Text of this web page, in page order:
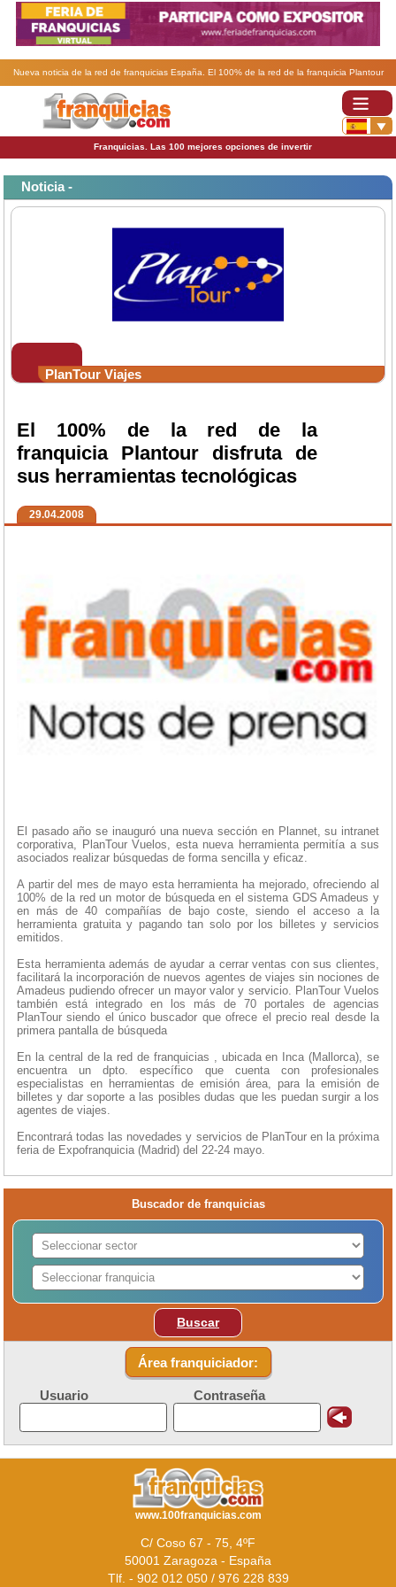
Nueva noticia de la red de franquicias España. El 100% de la red de la franquicia Plantour
disfruta de sus herramientas tecnológicas.
Franquicias. Las 100 mejores opciones de invertir
Noticia -
PlanTour Viajes
El 100% de la red de la
franquicia Plantour disfruta de
sus herramientas tecnológicas
29.04.2008
El pasado año se inauguró una nueva sección en Plannet, su intranet
corporativa, PlanTour Vuelos, esta nueva herramienta permitía a sus
asociados realizar búsquedas de forma sencilla y eficaz.
A partir del mes de mayo esta herramienta ha mejorado, ofreciendo al
100% de la red un motor de búsqueda en el sistema GDS Amadeus y
en más de 40 compañías de bajo coste, siendo el acceso a la
herramienta gratuita y pagando tan solo por los billetes y servicios
emitidos.
Esta herramienta además de ayudar a cerrar ventas con sus clientes,
facilitará la incorporación de nuevos agentes de viajes sin nociones de
Amadeus pudiendo ofrecer un mayor valor y servicio. PlanTour Vuelos
también está integrado en los más de 70 portales de agencias
PlanTour siendo el único buscador que ofrece el precio real desde la
primera pantalla de búsqueda
En la central de la red de franquicias , ubicada en Inca (Mallorca), se
encuentra un dpto. específico que cuenta con profesionales
especialistas en herramientas de emisión área, para la emisión de
billetes y dar soporte a las posibles dudas que les puedan surgir a los
agentes de viajes.
Encontrará todas las novedades y servicios de PlanTour en la próxima
feria de Expofranquicia (Madrid) del 22-24 mayo.
Buscador de franquicias
Buscar
Área franquiciador:
Usuario Contraseña
www.100franquicias.com
C/ Coso 67 - 75, 4ºF
50001 Zaragoza - España
Tlf. - 902 012 050 / 976 228 839